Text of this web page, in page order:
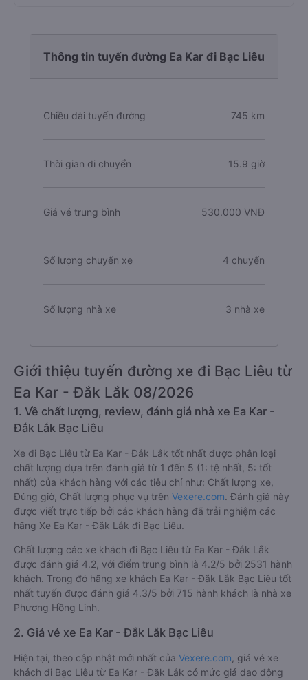
Thông tin tuyến đường Ea Kar đi Bạc Liêu
Chiều dài tuyến đường 745 km
Thời gian di chuyển 15.9 giờ
Giá vé trung bình 530.000 VNĐ
Số lượng chuyến xe 4 chuyến
Số lượng nhà xe 3 nhà xe
Giới thiệu tuyến đường xe đi Bạc Liêu từ
Ea Kar - Đắk Lắk 08/2026
1. Về chất lượng, review, đánh giá nhà xe Ea Kar -
Đắk Lắk Bạc Liêu
Xe đi Bạc Liêu từ Ea Kar - Đắk Lắk tốt nhất được phân loại
chất lượng dựa trên đánh giá từ 1 đến 5 (1: tệ nhất, 5: tốt
nhất) của khách hàng với các tiêu chí như: Chất lượng xe,
Đúng giờ, Chất lượng phục vụ trên Vexere.com. Đánh giá này
được viết trực tiếp bởi các khách hàng đã trải nghiệm các
hãng Xe Ea Kar - Đắk Lắk đi Bạc Liêu.
Chất lượng các xe khách đi Bạc Liêu từ Ea Kar - Đắk Lắk
được đánh giá 4.2, với điểm trung bình là 4.2/5 bởi 2531 hành
khách. Trong đó hãng xe khách Ea Kar - Đắk Lắk Bạc Liêu tốt
nhất tuyến được đánh giá 4.3/5 bởi 715 hành khách là nhà xe
Phương Hồng Linh.
2. Giá vé xe Ea Kar - Đắk Lắk Bạc Liêu
Hiện tại, theo cập nhật mới nhất của Vexere.com , giá vé xe
khách đi Bạc Liêu từ Ea Kar - Đắk Lắk có mức giá dao động